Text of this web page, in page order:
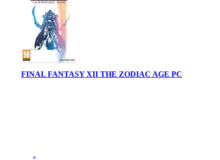
FINAL FANTASY XII THE ZODIAC AGE PC